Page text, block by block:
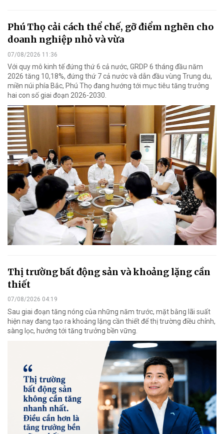
Phú Thọ cải cách thể chế, gỡ điểm nghẽn cho
doanh nghiệp nhỏ và vừa
07/08/2026 11:36
Với quy mô kinh tế đứng thứ 6 cả nước, GRDP 6 tháng đầu năm
2026 tăng 10,18%, đứng thứ 7 cả nước và dẫn đầu vùng Trung du,
miền núi phía Bắc, Phú Thọ đang hướng tới mục tiêu tăng trưởng
hai con số giai đoạn 2026-2030.
Thị trường bất động sản và khoảng lặng cần
thiết
07/08/2026 04:19
Sau giai đoạn tăng nóng của những năm trước, mặt bằng lãi suất
hiện nay đang tạo ra khoảng lặng cần thiết để thị trường điều chỉnh,
sàng lọc, hướng tới tăng trưởng bền vững.